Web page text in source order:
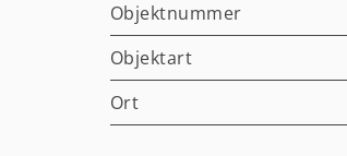
Objektnummer
Objektart
Ort